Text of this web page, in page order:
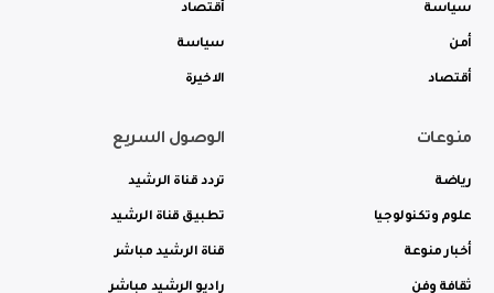
سياسة
أمن
أقتصاد
أقتصاد
سياسة
الاخيرة
منوعات
رياضة
علوم وتكنولوجيا
أخبار منوعة
ثقافة وفن
الوصول السريع
تردد قناة الرشيد
تطبيق قناة الرشيد
قناة الرشيد مباشر
راديو الرشيد مباشر